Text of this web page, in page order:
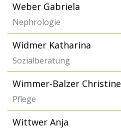
Weber Gabriela
Nephrologie
Widmer Katharina
Sozialberatung
Wimmer-Balzer Christine
Pflege
Wittwer Anja